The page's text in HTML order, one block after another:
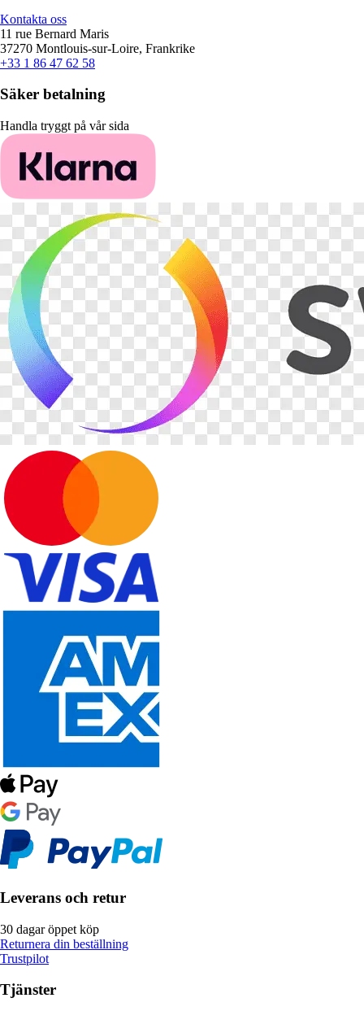
Kontakta oss
11 rue Bernard Maris
37270 Montlouis-sur-Loire, Frankrike
+33 1 86 47 62 58
Säker betalning
Handla tryggt på vår sida
Leverans och retur
30 dagar öppet köp
Returnera din beställning
Trustpilot
Tjänster